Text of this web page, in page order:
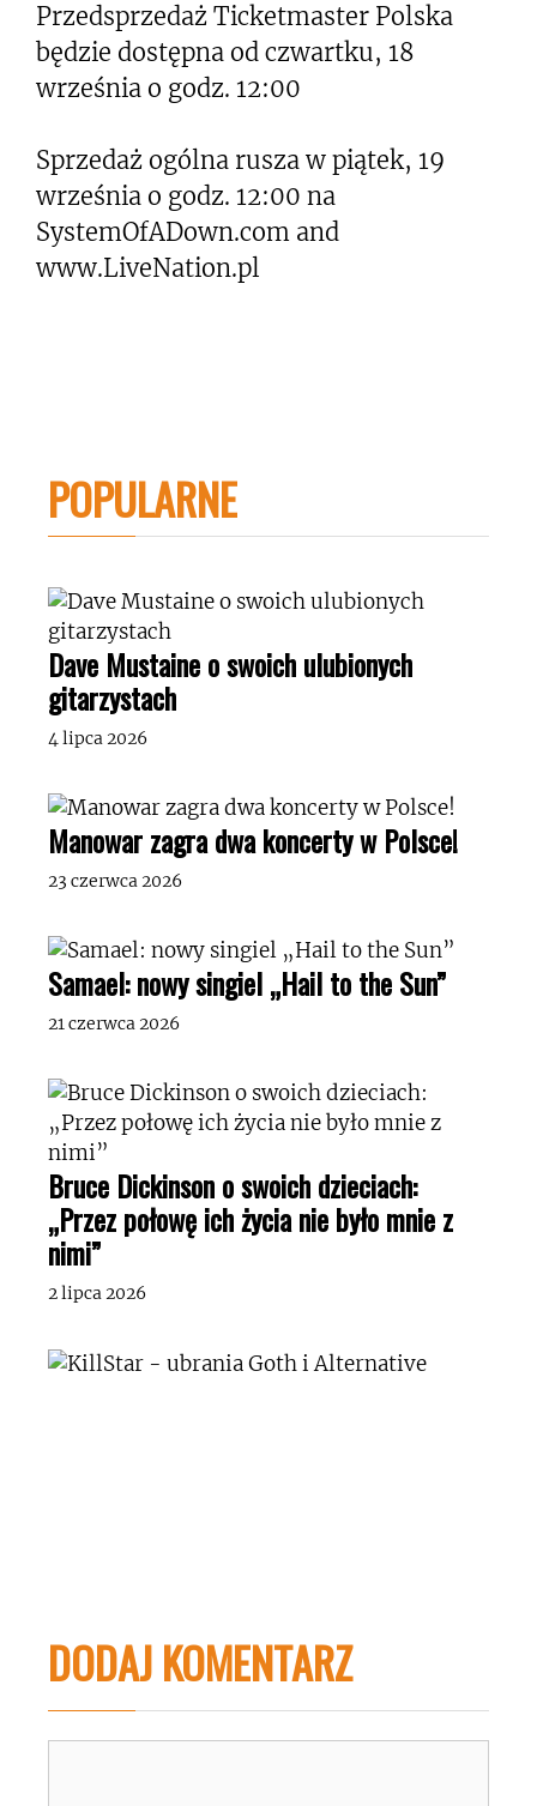
Przedsprzedaż Ticketmaster Polska
będzie dostępna od czwartku, 18
września o godz. 12:00
Sprzedaż ogólna rusza w piątek, 19
września o godz. 12:00 na
SystemOfADown.com and
www.LiveNation.pl
POPULARNE
Dave Mustaine o swoich ulubionych
gitarzystach
4 lipca 2026
Manowar zagra dwa koncerty w Polsce!
23 czerwca 2026
Samael: nowy singiel „Hail to the Sun”
21 czerwca 2026
Bruce Dickinson o swoich dzieciach:
„Przez połowę ich życia nie było mnie z
nimi”
2 lipca 2026
DODAJ KOMENTARZ